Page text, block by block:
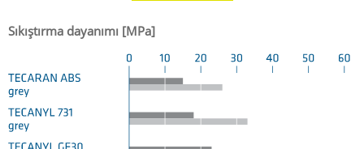
Sıkıştırma dayanımı [MPa]